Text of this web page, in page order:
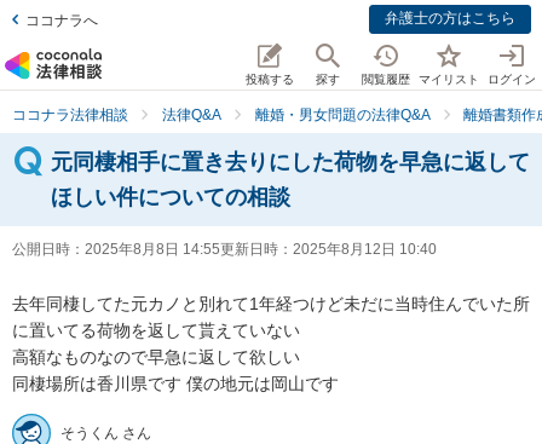
ココナラへ 弁護士の方はこちら
投稿する 探す 閲覧履歴 マイリスト ログイン
ココナラ法律相談 法律Q&A 離婚・男女問題の法律Q&A 離婚書類作
元同棲相手に置き去りにした荷物を早急に返して
ほしい件についての相談
公開日時： 2025年8月8日 14:55更新日時： 2025年8月12日 10:40
去年同棲してた元カノと別れて1年経つけど未だに当時住んでいた所
に置いてる荷物を返して貰えていない
高額なものなので早急に返して欲しい
同棲場所は香川県です 僕の地元は岡山です
そうくん さん